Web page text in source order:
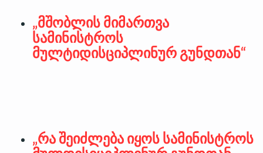
„მშობლის მიმართვა
სამინისტროს
მულტიდისციპლინურ გუნდთან“
„რა შეიძლება იყოს სამინისტროს